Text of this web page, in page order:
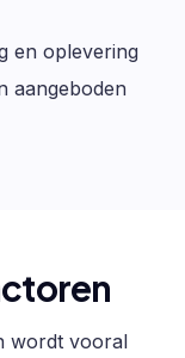
en oplevering
aangeboden
wordt vooral